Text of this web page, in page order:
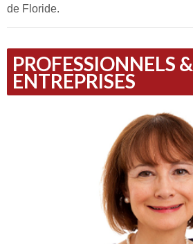
de Floride.
PROFESSIONNELS &
ENTREPRISES